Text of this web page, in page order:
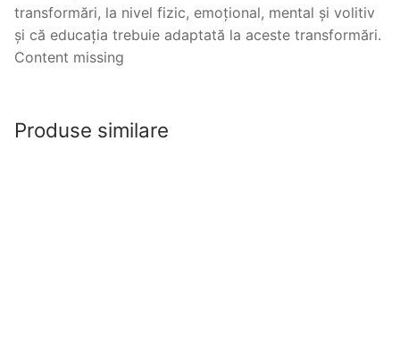
transformări, la nivel fizic, emoțional, mental și volitiv
și că educația trebuie adaptată la aceste transformări.
Content missing
Produse similare